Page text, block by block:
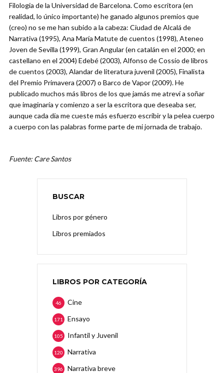
Filologia de la Universidad de Barcelona. Como escritora (en
realidad, lo único importante) he ganado algunos premios que
(creo) no se me han subido a la cabeza: Ciudad de Alcalá de
Narrativa (1995), Ana María Matute de cuentos (1998), Ateneo
Joven de Sevilla (1999), Gran Angular (en catalán en el 2000; en
castellano en el 2004) Edebé (2003), Alfonso de Cossío de libros
de cuentos (2003), Alandar de literatura juvenil (2005), Finalista
del Premio Primavera (2007) o Barco de Vapor (2009). He
publicado muchos más libros de los que jamás me atreví a soñar
que imaginaría y comienzo a ser la escritora que deseaba ser,
aunque cada día me cueste más esfuerzo escribir y la pelea cuerpo
a cuerpo con las palabras forme parte de mi jornada de trabajo.
Fuente: Care Santos
BUSCAR
Libros por género
Libros premiados
LIBROS POR CATEGORÍA
Cine
46
Ensayo
171
Infantil y Juvenil
105
Narrativa
120
Narrativa breve
396